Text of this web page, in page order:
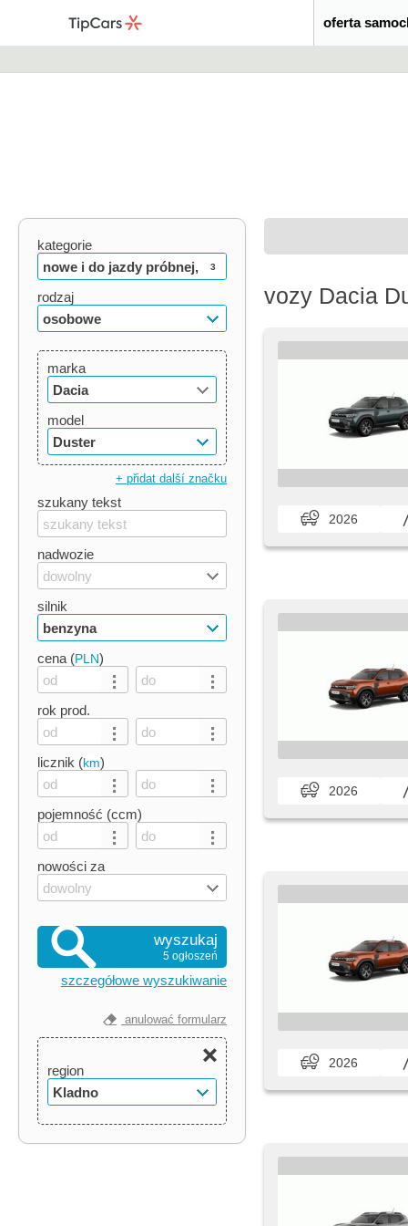
oferta
kategorie
nowe i do jazdy próbnej,
używane, oldtimery
3
rodzaj
osobowe
marka
Dacia
model
Duster
+ přidat další značku
szukany tekst
nadwozie
dowolny
silnik
benzyna
cena (PLN)
rok prod.
licznik (km)
pojemność (ccm)
nowości za
dowolny
wyszukaj
5 ogłoszeń
szczegółowe wyszukiwanie
anulować formularz
region
Kladno
vozy Dacia
2026
2026
2026